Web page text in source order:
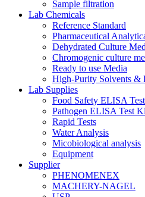
Sample filtration
Lab Chemicals
Reference Standard
Pharmaceutical
Dehydrated Culture
Chromogenic culture
Ready to use Media
High-Purity Solvents &
Lab Supplies
Food Safety ELISA
Pathogen ELISA Test
Rapid Tests
Water Analysis
Micobiological analysis
Equipment
Supplier
PHENOMENEX
MACHERY-NAGEL